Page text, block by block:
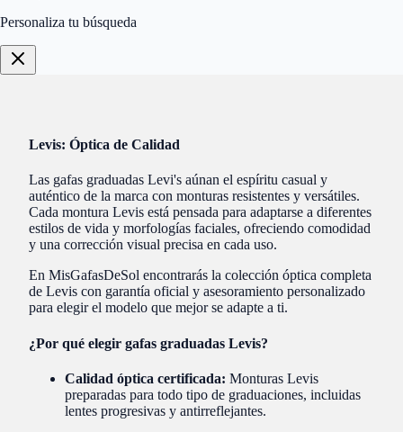
Personaliza tu búsqueda
Levis: Óptica de Calidad
Las gafas graduadas Levi's aúnan el espíritu casual y
auténtico de la marca con monturas resistentes y versátiles.
Cada montura Levis está pensada para adaptarse a diferentes
estilos de vida y morfologías faciales, ofreciendo comodidad
y una corrección visual precisa en cada uso.
En MisGafasDeSol encontrarás la colección óptica completa
de Levis con garantía oficial y asesoramiento personalizado
para elegir el modelo que mejor se adapte a ti.
¿Por qué elegir gafas graduadas Levis?
Calidad óptica certificada: Monturas Levis
preparadas para todo tipo de graduaciones, incluidas
lentes progresivas y antirreflejantes.